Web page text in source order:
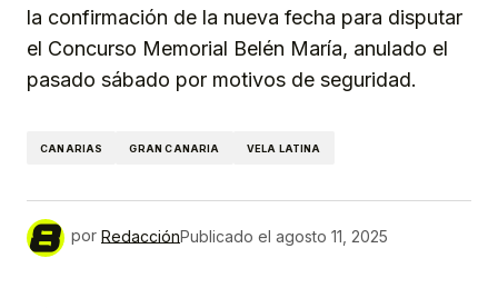
la confirmación de la nueva fecha para disputar
el Concurso Memorial Belén María, anulado el
pasado sábado por motivos de seguridad.
CANARIAS GRAN CANARIA VELA LATINA
por RedacciónPublicado el agosto 11, 2025